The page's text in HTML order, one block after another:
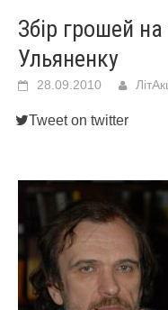
Збір грошей
Ульяненку
28.09.2010
Tweet on twitter